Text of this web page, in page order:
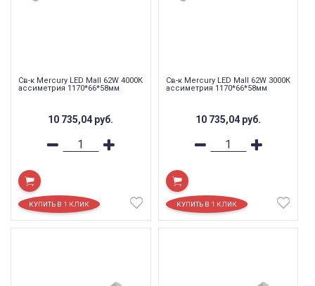
Св-к Mercury LED Mall 62W 4000К
ассиметрия 1170*66*58мм
10 735,04 руб.
Св-к Mercury LED Mall 62W 3000К
ассиметрия 1170*66*58мм
10 735,04 руб.